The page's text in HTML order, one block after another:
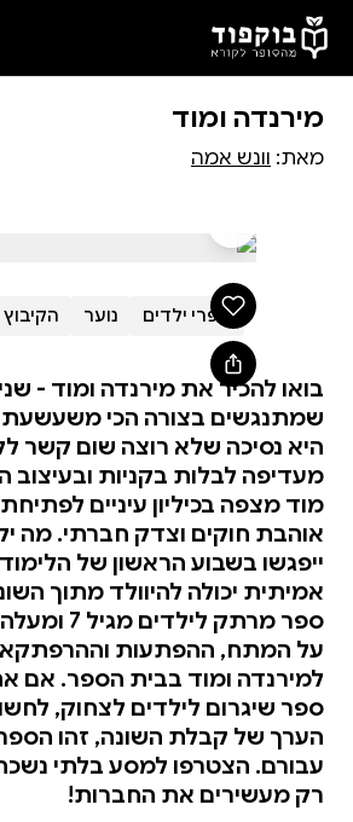
דלג לתוכן הראשי
מירנדה ומוד
מאת: וונש אמה
ספרי ילדים נוער
בואו להכיר את מירנדה ומוד -
שמתנגשים בצורה הכי משעשעת
היא נסיכה שלא רוצה שום קשר
מעדיפה לבלות בקניות ובעיצוב
מוד מצפה בכיליון עיניים
אוהבת חוקים וצדק חברתי. מה
ייפגשו בשבוע הראשון של
אמיתית יכולה להיוולד מתוך
ספר מרתק
על המתח, ההפתעות
למירנדה ומוד בבית הספר. אם
ספר שיגרום לילדים לצחוק,
הערך של קבלת השונה, זהו
עבורם. הצטרפו למסע בלתי
רק מעשירים את החברות!